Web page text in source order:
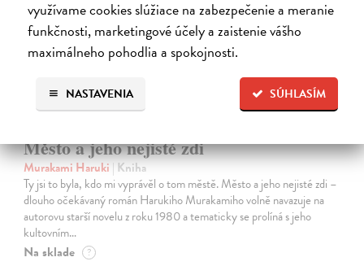
využívame cookies slúžiace na zabezpečenie a meranie
funkčnosti, marketingové účely a zaistenie vášho
maximálneho pohodlia a spokojnosti.
SÚHLASÍM
NASTAVENIA
Město a jeho nejisté zdi
Murakami Haruki| Kniha
Ty jsi to byla, kdo mi vyprávěl o tom městě. Město a jeho nejisté zdi –
dlouho očekávaný román Harukiho Murakamiho volně navazuje na
autorovu starší novelu z roku 1980 a tematicky se prolíná s jeho
kultovním…
Na sklade ?